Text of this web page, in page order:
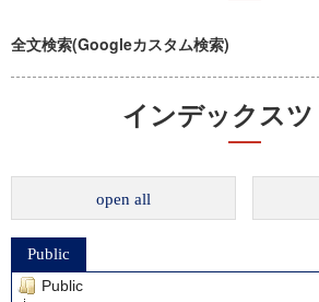
全文検索(Googleカスタム検索)
インデックスツ
open all
Public
Public